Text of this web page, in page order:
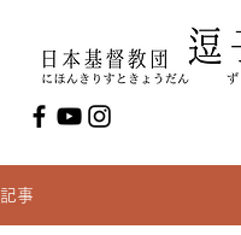
記事